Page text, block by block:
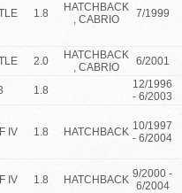
1.8
HATCHBACK
, CABRIO
7/1999
2.0
HATCHBACK
, CABRIO
6/2001
1.8
12/1996
- 6/2003
IV 1.8 HATCHBACK 10/1997
- 6/2004
IV 1.8 HATCHBACK 9/2000 -
6/2004